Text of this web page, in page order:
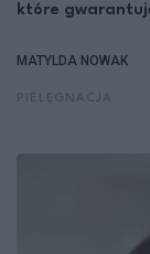
które
MATYLDA NOWAK